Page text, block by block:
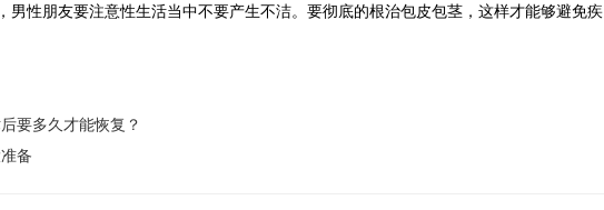
男性朋友要注意性生活当中不要产生不洁。要彻底的根治包皮包茎，这样才能够避免疾
要多久才能恢复？
备